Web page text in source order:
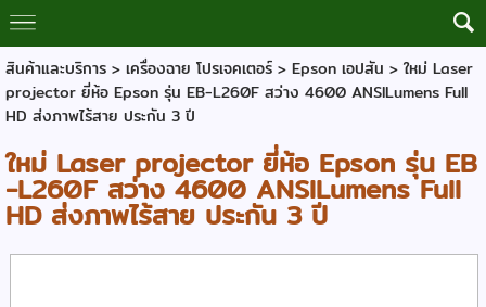
สินค้าและบริการ> เครื่องฉาย โปรเจคเตอร์ > Epson เอปสัน > ใหม่ Laser
projector ยี่ห้อ Epson รุ่น EB-L260F สว่าง 4600 ANSILumens Full
HD ส่งภาพไร้สาย ประกัน 3 ปี
ใหม่ Laser projector ยี่ห้อ Epson รุ่น EB
-L260F สว่าง 4600 ANSILumens Full
HD ส่งภาพไร้สาย ประกัน 3 ปี